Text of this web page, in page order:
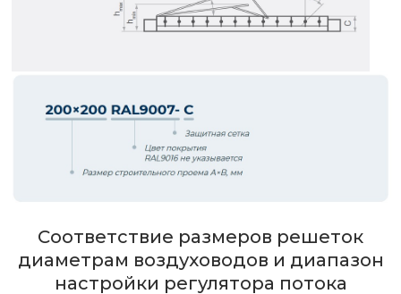
Соответствие размеров решеток
диаметрам воздуховодов и диапазон
настройки регулятора потока